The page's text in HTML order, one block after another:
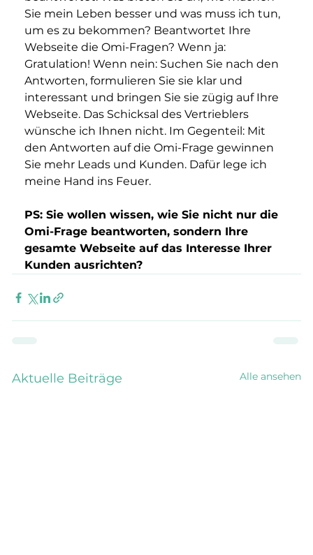
Sie mein Leben besser und was muss ich tun,
um es zu bekommen? Beantwortet Ihre
Webseite die Omi-Fragen? Wenn ja:
Gratulation! Wenn nein: Suchen Sie nach den
Antworten, formulieren Sie sie klar und
interessant und bringen Sie sie zügig auf Ihre
Webseite. Das Schicksal des Vertrieblers
wünsche ich Ihnen nicht. Im Gegenteil: Mit
den Antworten auf die Omi-Frage gewinnen
Sie mehr Leads und Kunden. Dafür lege ich
meine Hand ins Feuer.
PS: Sie wollen wissen, wie Sie nicht nur die
Omi-Frage beantworten, sondern Ihre
gesamte Webseite auf das Interesse Ihrer
Kunden ausrichten?
Aktuelle Beiträge Alle ansehen